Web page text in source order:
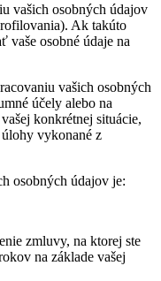
vašich osobných údajov
Ak takúto
vaše osobné údaje na
vašich osobných
účely alebo na
konkrétnej situácie,
vykonané z
osobných údajov je:
zmluvy, na ktorej ste
na základe vašej